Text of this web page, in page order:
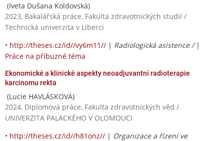
(Iveta Dušana Koldovská)
2023, Bakalářská práce, Fakulta zdravotnických studií /
Technická univerzita v Liberci
• http://theses.cz/id//vy6m11// | Radiologická asistence / |
Práce na příbuzné téma
Ekonomické a klinické aspekty neoadjuvantní radioterapie
karcinomu rekta
(Lucie HAVLÁSKOVÁ)
2024, Diplomová práce, Fakulta zdravotnických věd /
UNIVERZITA PALACKÉHO V OLOMOUCI
• http://theses.cz/id//h81onz// | Organizace a řízení ve